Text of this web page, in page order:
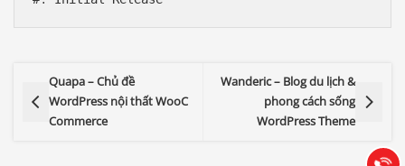
Quapa – Chủ đề
WordPress nội thất WooC
Commerce
Wanderic – Blog du lịch &
phong cách sống
WordPress Theme
0903.976.769
Hướng dẫn & Hỗ trợ:
(028) 22.166.144